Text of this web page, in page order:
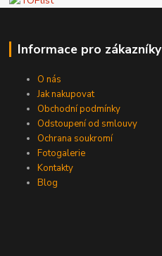
Informace pro zákazníky
O nás
Jak nakupovat
Obchodní podmínky
Odstoupení od smlouvy
Ochrana soukromí
Fotogalerie
Kontakty
Blog